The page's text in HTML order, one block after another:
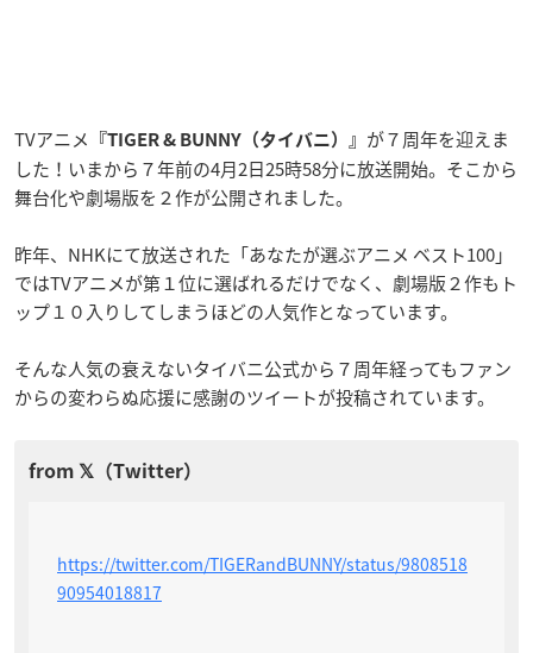
TVアニメ 『TIGER & BUNNY（タイバニ）』 が７周年を迎えま
した！いまから７年前の4月2日25時58分に放送開始。そこから
舞台化や劇場版を２作が公開されました。
昨年、NHKにて放送された「あなたが選ぶアニメ ベスト100」
ではTVアニメが第１位に選ばれるだけでなく、劇場版２作もト
ップ１０入りしてしまうほどの人気作となっています。
そんな人気の衰えないタイバニ公式から７周年経ってもファン
からの変わらぬ応援に感謝のツイートが投稿されています。
https://twitter.com/TIGERandBUNNY/status/9808518
90954018817